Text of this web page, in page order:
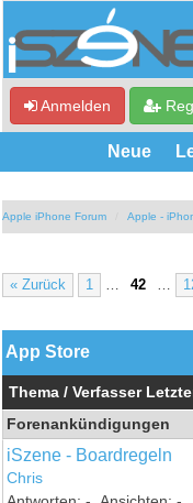
Anmelden
Neue
Apple iPhone Forum Apple -
« Zurück 1 42
App Store
Thema /Verfasser
Forenankündigungen
iSzene - Boardregeln
Chris